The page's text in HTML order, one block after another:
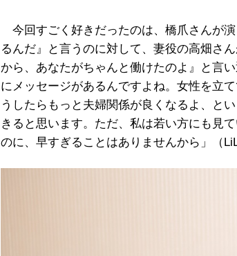
今回すごく好きだったのは、橋爪さんが
るんだ』と言うのに対して、妻役の高畑さ
から、あなたがちゃんと働けたのよ』と言
にメッセージがあるんですよね。女性を立
うしたらもっと夫婦関係が良くなるよ、と
きると思います。ただ、私は若い方にも見
のに、早すぎることはありませんから」（